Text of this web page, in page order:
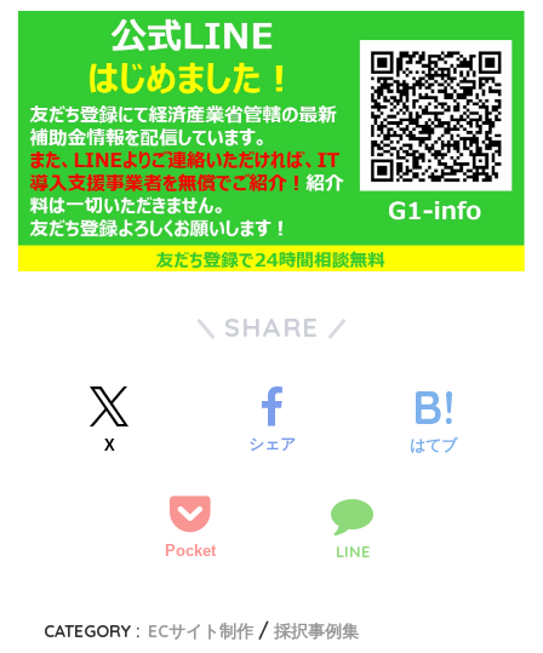
SHARE
X シェア はてブ
Pocket LINE
CATEGORY : ECサイト制作
採択事例集